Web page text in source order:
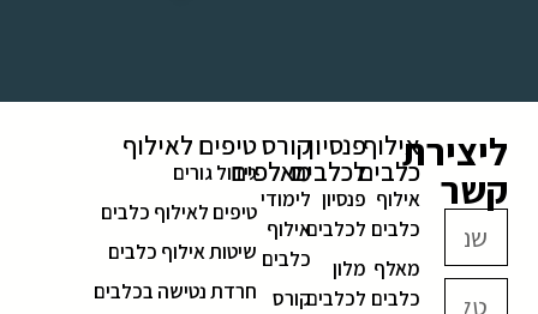
ליצירת
קשר
אילוף
כלבים
אילוף
כלבים
מאלף
כלבים
פנסיון
לכלבים
פנסיון
לכלבים
מלון
לכלבים
קורס
מאלפים
לימודי
אילוף
כלבים
קורס
טיפים לאילוף
גידול גורים
טיפים לאילוף כלבים
שיטות אילוף כלבים
חרדת נטישה בכלבים